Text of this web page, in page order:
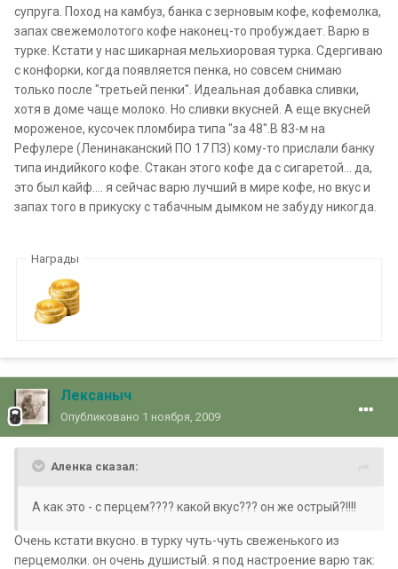
супруга. Поход на камбуз, банка с зерновым кофе, кофемолка,
запах свежемолотого кофе наконец-то пробуждает. Варю в
турке. Кстати у нас шикарная мельхиоровая турка. Сдергиваю
с конфорки, когда появляется пенка, но совсем снимаю
только после "третьей пенки". Идеальная добавка сливки,
хотя в доме чаще молоко. Но сливки вкусней. А еще вкусней
мороженое, кусочек пломбира типа "за 48".В 83-м на
Рефулере (Ленинаканский ПО 17 ПЗ) кому-то прислали банку
типа индийкого кофе. Стакан этого кофе да с сигаретой... да,
это был кайф.... я сейчас варю лучший в мире кофе, но вкус и
запах того в прикуску с табачным дымком не забуду никогда.
Награды
Лексаныч
Опубликовано 1 ноября, 2009
Аленка сказал:
А как это - с перцем???? какой вкус??? он же острый?!!!!
Очень кстати вкусно. в турку чуть-чуть свеженького из
перцемолки. он очень душистый. я под настроение варю так: